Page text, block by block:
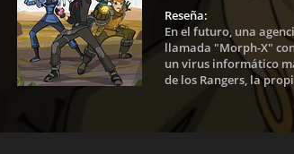
Reseña:
En el futuro, una
llamada "Morph-X"
un virus informático
de los Rangers, la